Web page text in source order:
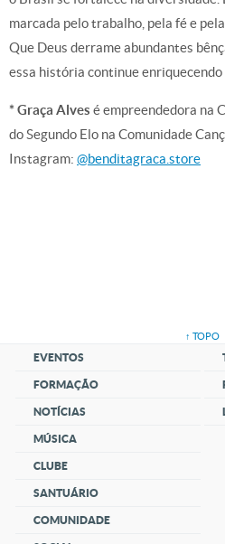
marcada pelo trabalho, pela fé e
Que Deus derrame abundantes
essa história continue
* Graça Alves é empreendedora na
do Segundo Elo na Comunidade
Instagram: @benditagraca.store
↑ TOPO
EVENTOS
FORMAÇÃO
NOTÍCIAS
MÚSICA
CLUBE
SANTUÁRIO
COMUNIDADE